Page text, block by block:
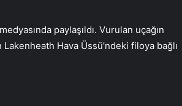
paylaşıldı. Vurulan uçağın
Hava Üssü’ndeki filoya bağlı